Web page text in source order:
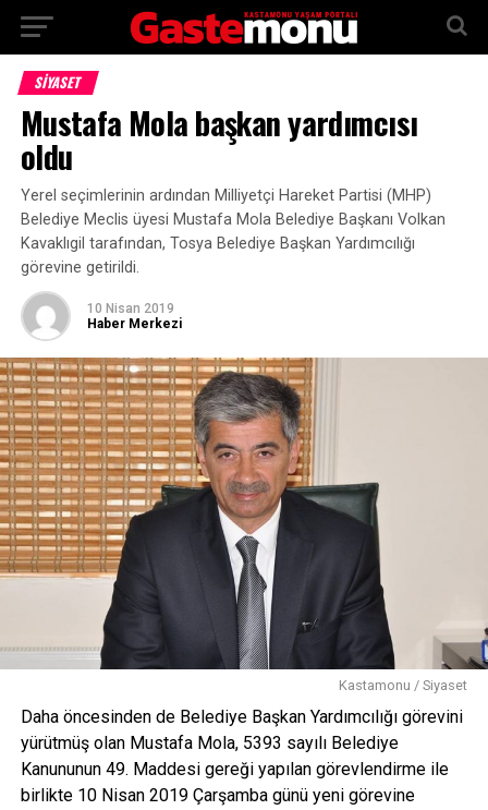
SİYASET
Mustafa Mola başkan yardımcısı
oldu
Yerel seçimlerinin ardından Milliyetçi Hareket Partisi (MHP)
Belediye Meclis üyesi Mustafa Mola Belediye Başkanı Volkan
Kavaklıgil tarafından, Tosya Belediye Başkan Yardımcılığı
görevine getirildi.
10 Nisan 2019
Haber Merkezi
Kastamonu / Siyaset
Daha öncesinden de Belediye Başkan Yardımcılığı görevini
yürütmüş olan Mustafa Mola, 5393 sayılı Belediye
Kanununun 49. Maddesi gereği yapılan görevlendirme ile
birlikte 10 Nisan 2019 Çarşamba günü yeni görevine